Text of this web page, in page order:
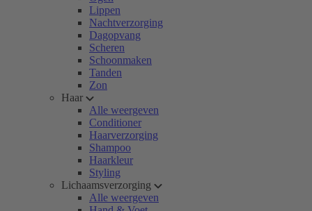
Lippen
Nachtverzorging
Dagopvang
Scheren
Schoonmaken
Tanden
Zon
Haar
Alle weergeven
Conditioner
Haarverzorging
Shampoo
Haarkleur
Styling
Lichaamsverzorging
Alle weergeven